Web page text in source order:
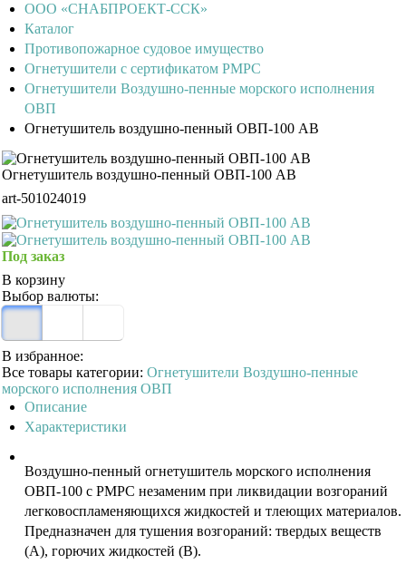
ООО «СНАБПРОЕКТ-ССК»
Каталог
Противопожарное судовое имущество
Огнетушители с сертификатом РМРС
Огнетушители Воздушно-пенные морского исполнения
ОВП
Огнетушитель воздушно-пенный ОВП-100 АВ
Огнетушитель воздушно-пенный ОВП-100 АВ
art-501024019
Под заказ
В корзину
Выбор валюты:
В избранное:
Все товары категории: Огнетушители Воздушно-пенные
морского исполнения ОВП
Описание
Характеристики
Воздушно-пенный огнетушитель морского исполнения
ОВП-100 с РМРС незаменим при ликвидации возгораний
легковоспламеняющихся жидкостей и тлеющих материалов.
Предназначен для тушения возгораний: твердых веществ
(А), горючих жидкостей (В).